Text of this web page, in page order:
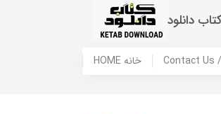
دانلود
HOME خانه